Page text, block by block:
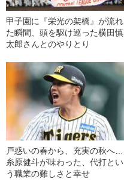
甲子園に『栄光の架橋』が流れ
た瞬間、頭を駆け巡った横田慎
太郎さんとのやりとり
戸惑いの春から、充実の秋へ…
糸原健斗が味わった、代打とい
う職業の難しさと幸せ